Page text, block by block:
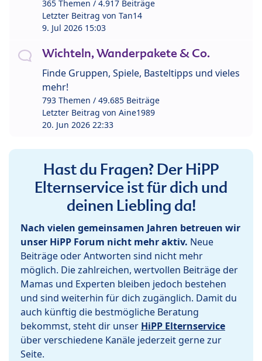
365 Themen / 4.917 Beiträge
Letzter Beitrag von Tan14
9. Jul 2026 15:03
Wichteln, Wanderpakete & Co.
Finde Gruppen, Spiele, Basteltipps und vieles
mehr!
793 Themen / 49.685 Beiträge
Letzter Beitrag von Aine1989
20. Jun 2026 22:33
Hast du Fragen? Der HiPP
Elternservice ist für dich und
deinen Liebling da!
Nach vielen gemeinsamen Jahren betreuen wir
unser HiPP Forum nicht mehr aktiv. Neue
Beiträge oder Antworten sind nicht mehr
möglich. Die zahlreichen, wertvollen Beiträge der
Mamas und Experten bleiben jedoch bestehen
und sind weiterhin für dich zugänglich. Damit du
auch künftig die bestmögliche Beratung
bekommst, steht dir unser HiPP Elternservice
über verschiedene Kanäle jederzeit gerne zur
Seite.